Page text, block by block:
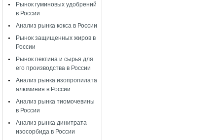
Рынок гуминовых удобрений
в России
Анализ рынка кокса в России
Рынок защищенных жиров в
России
Рынок пектина и сырья для
его производства в России
Анализ рынка изопропилата
алюминия в России
Анализ рынка тиомочевины
в России
Анализ рынка динитрата
изосорбида в России